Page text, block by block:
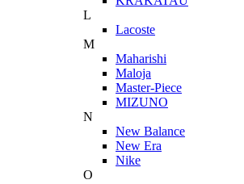
L
Lacoste
M
Maharishi
Maloja
Master-Piece
MIZUNO
N
New Balance
New Era
Nike
O